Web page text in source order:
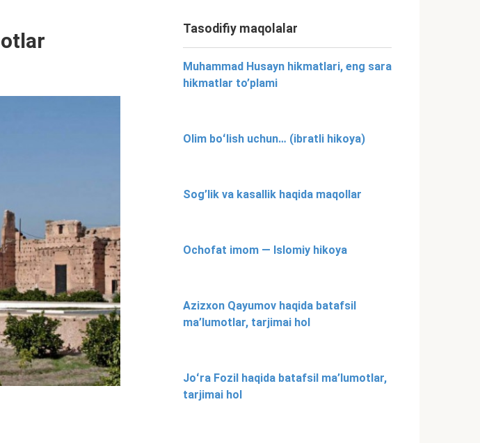
Tasodifiy maqolalar
Muhammad Husayn hikmatlari, eng sara
hikmatlar to’plami
Olim boʻlish uchun… (ibratli hikoya)
Sog’lik va kasallik haqida maqollar
Ochofat imom — Islomiy hikoya
Azizxon Qayumov haqida batafsil
ma’lumotlar, tarjimai hol
Joʻra Fozil haqida batafsil ma’lumotlar,
tarjimai hol